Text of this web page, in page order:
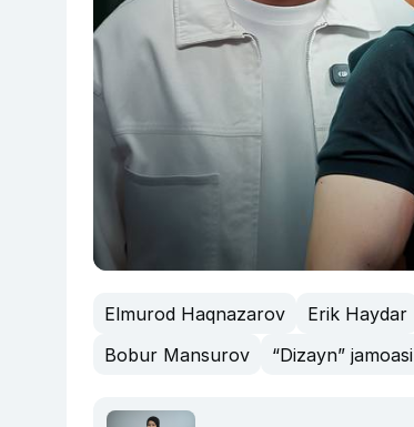
Elmurod Haqnazarov Erik Haydar
Bobur Mansurov
“Dizayn” jamoasi